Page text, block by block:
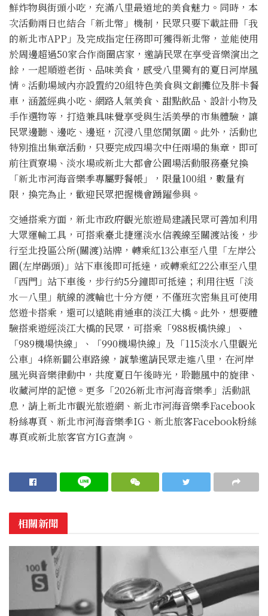
鮮炸物與街頭小吃，充滿八里最道地的美食魅力。同時，本
次活動兩日也結合「新北幣」機制，民眾只要下載註冊「我
的新北市APP」及完成指定任務即可獲得新北幣，並能使用
於周邊超過50家合作商圈店家，邀請民眾在享受音樂演出之
餘，一起順遊老街、品味美食，感受八里獨有的夏日河岸風
情。活動場域內亦設置約20組特色美食與文創攤位及胖卡餐
車，涵蓋經典小吃、網路人氣美食、甜點飲品、設計小物及
手作選物等，打造兼具味覺享受與生活美學的市集體驗，讓
民眾邊聽、邊吃、邊逛，沉浸八里悠閒氛圍。此外，活動也
特別推出集章活動，只要完成四場次中任兩場的集章，即可
前往貢寮場、淡水場或新北大都會公園場活動服務臺兌換
「新北市河海音樂季專屬野餐帳」，限量100組，數量有
限，換完為止，歡迎民眾把握機會踴躍參與。
交通搭乘方面，新北市政府觀光旅遊局建議民眾可善加利用
大眾運輸工具，可搭乘臺北捷運淡水信義線至關渡站後，步
行至北投區公所(關渡)站牌，轉乘紅13公車至八里「左岸公
園(左岸碼頭)」站下車後即可抵達，或轉乘紅22公車至八里
「西門」站下車後，步行約5分鐘即可抵達；利用往返「淡
水—八里」航線的渡輪也十分方便，不僅班次密集且可使用
悠遊卡搭乘，還可以遠眺甫通車的淡江大橋。此外，想要體
驗搭乘遊經淡江大橋的民眾，可搭乘「988板橋快線」、
「989機場快線」、「990機場快線」及「115淡水八里觀光
公車」4條新闢公車路線，誠摯邀請民眾走進八里，在河岸
風光與音樂律動中，共度夏日午後時光，聆聽風中的旋律、
收藏河岸的記憶。更多「2026新北市河海音樂季」活動訊
息，請上新北市觀光旅遊網、新北市河海音樂季Facebook
粉絲專頁、新北市河海音樂季IG、新北旅客Facebook粉絲
專頁或新北旅客官方IG查詢。
相關新聞